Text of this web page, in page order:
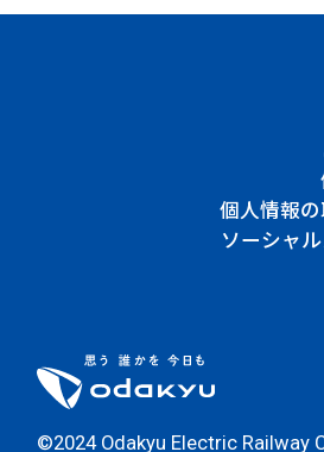
個人情報
ソーシャ
©2024 Odakyu Electric Railway